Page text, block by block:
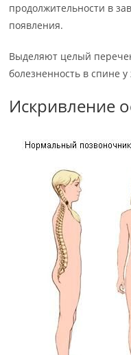
продолжительности в
появления.
Выделяют целый
болезненность в спине
Искривление